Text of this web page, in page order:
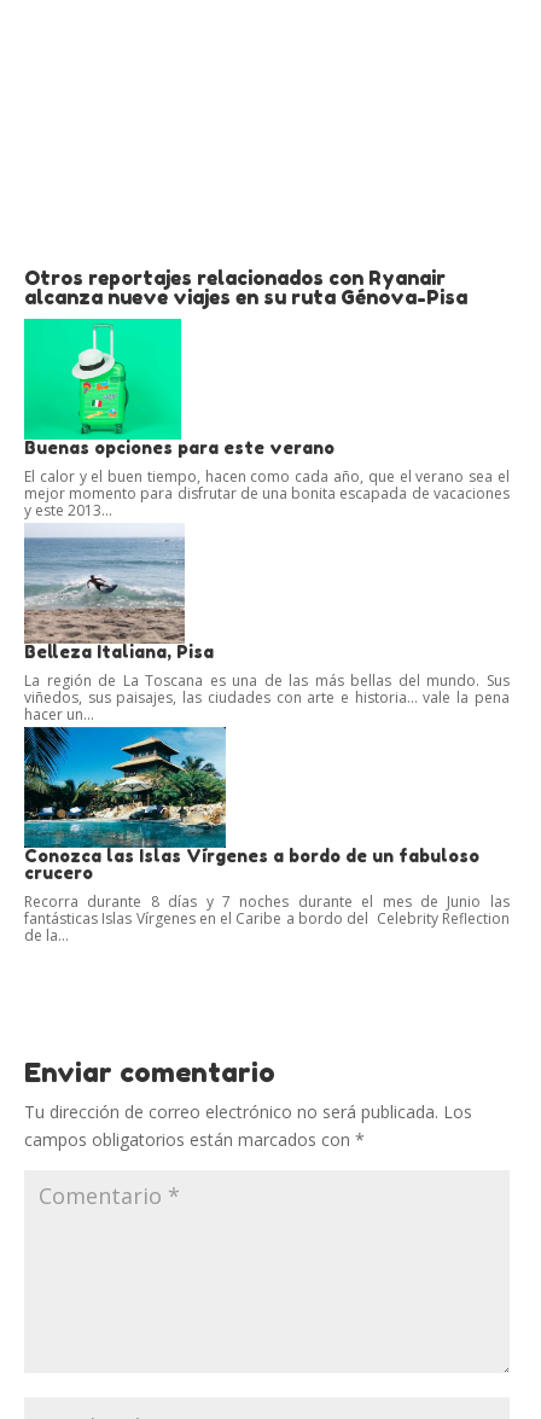
Otros reportajes relacionados con Ryanair
alcanza nueve viajes en su ruta Génova-Pisa
Buenas opciones para este verano
El calor y el buen tiempo, hacen como cada año, que el verano sea el
mejor momento para disfrutar de una bonita escapada de vacaciones
y este 2013...
Belleza Italiana, Pisa
La región de La Toscana es una de las más bellas del mundo. Sus
viñedos, sus paisajes, las ciudades con arte e historia… vale la pena
hacer un...
Conozca las Islas Vírgenes a bordo de un fabuloso
crucero
Recorra durante 8 días y 7 noches durante el mes de Junio las
fantásticas Islas Vírgenes en el Caribe a bordo del Celebrity Reflection
de la...
Enviar comentario
Tu dirección de correo electrónico no será publicada. Los
campos obligatorios están marcados con *